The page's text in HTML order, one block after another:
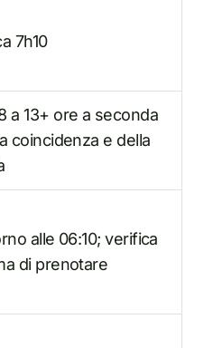
7h10
a 13+ ore a seconda
coincidenza e della
alle 06:10; verifica
di prenotare